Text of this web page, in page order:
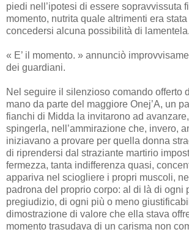
piedi nell’ipotesi di essere sopravvissuta
momento, nutrita quale altrimenti era
concedersi alcuna possibilità di lamentela.
« E’ il momento. » annunciò
dei guardiani.
Nel seguire il silenzioso comando offerto
mano da parte del maggiore Onej’A, un
fianchi di Midda la invitarono ad
spingerla, nell’ammirazione che, invero,
iniziavano a provare per quella donna
di riprendersi dal straziante martirio
fermezza, tanta indifferenza quasi,
appariva nel sciogliere i propri muscoli,
padrona del proprio corpo: al di là di ogni
pregiudizio, di ogni più o meno
dimostrazione di valore che ella stava
momento trasudava di un carisma non